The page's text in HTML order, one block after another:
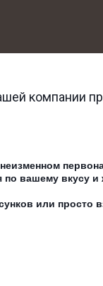
компании
по вашему вкусу
или просто